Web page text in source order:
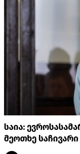
საია:
მეოთხე